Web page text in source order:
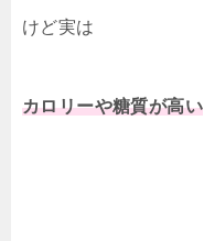
けど実は
カロリーや糖質が高い